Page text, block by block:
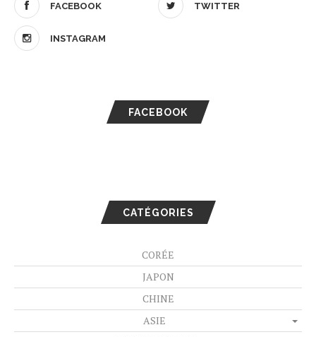
FACEBOOK TWITTER
INSTAGRAM
FACEBOOK
CATÉGORIES
CORÉE
JAPON
CHINE
ASIE